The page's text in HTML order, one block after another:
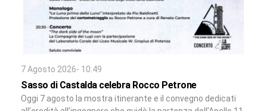
7 Agosto 2026- 10:49
Sasso di Castalda celebra Rocco Petrone
Oggi 7 agosto la mostra itinerante e il convegno dedicati